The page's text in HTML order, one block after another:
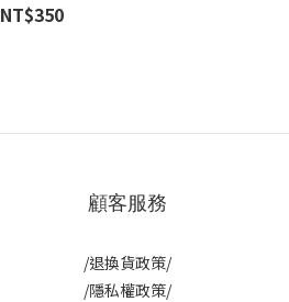
NT$350
顧客服務
/退換貨政策/
/隱私權政策/